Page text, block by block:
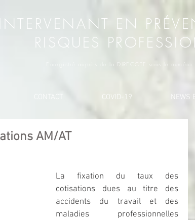
INTERVENANT EN
RISQUES
Enregistré auprès de la DIRECCTE sous le
COVID-19 NEWS
AM/AT
La fixation du taux des
cotisations dues au titre des
accidents du travail et des
maladies professionnelles